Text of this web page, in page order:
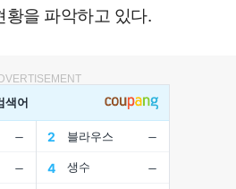
을 파악하고 있다.